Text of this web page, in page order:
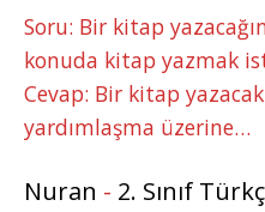
Soru: Bir kitap
konuda kitap yazmak
Cevap: Bir kitap
yardımlaşma üzerine…
Nuran - 2. Sınıf